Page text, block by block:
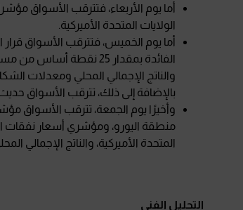
أما يوم الأربعاء، فتترقب الأسواق
الولايات المتحدة الأميركية.
أما يوم الخميس، فتترقب الأسواق
والناتج الإجمالي المحلي ومعدلات
بالإضافة إلى ذلك، تترقب الأسواق
وأخيرًا يوم الجمعة، تترقب الأسواق
منطقة اليورو، ومؤشري أسعار
المتحدة الأميركية، والناتج الإجمالي
التحليل الفني